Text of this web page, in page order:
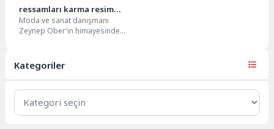
ressamları karma resim
sergisi
Moda ve sanat danışmanı
Zeynep Ober'in himayesinde
sergide,...
Kategoriler
Kategoriler